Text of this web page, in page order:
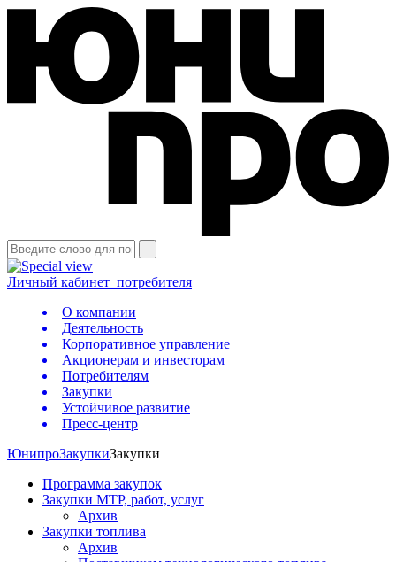
Личный кабинет потребителя
О компании
Деятельность
Корпоративное управление
Акционерам и инвесторам
Потребителям
Закупки
Устойчивое развитие
Пресс-центр
ЮнипроЗакупкиЗакупки
Программа закупок
Закупки МТР, работ, услуг
Архив
Закупки топлива
Архив